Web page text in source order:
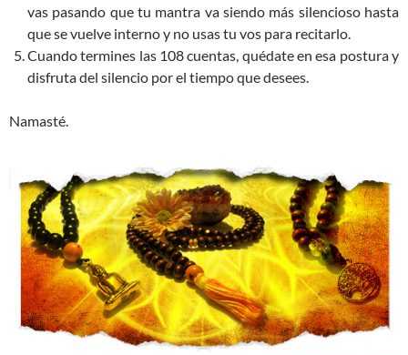
vas pasando que tu mantra va siendo más silencioso hasta
que se vuelve interno y no usas tu vos para recitarlo.
Cuando termines las 108 cuentas, quédate en esa postura y
disfruta del silencio por el tiempo que desees.
Namasté.